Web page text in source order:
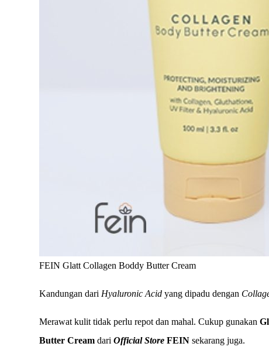
FEIN Glatt Collagen Boddy Butter Cream
Kandungan dari Hyaluronic Acidyang dipadu dengan
Merawat kulit tidak perlu repot dan mahal. Cukup gunakan
Butter CreamdariOfficial Store FEIN sekarang juga.